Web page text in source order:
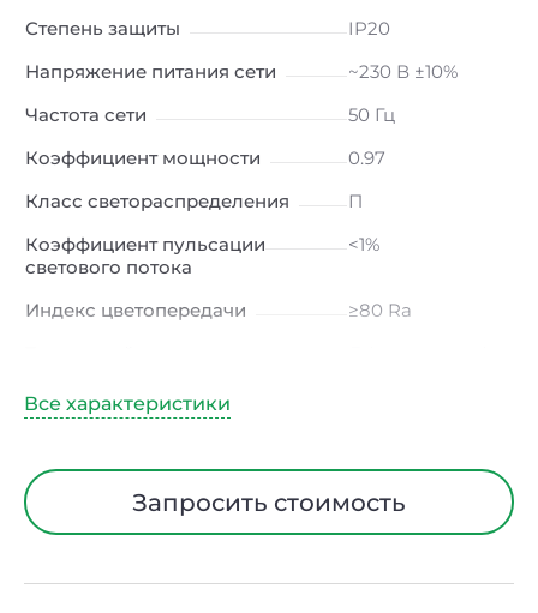
Степень защиты
IP20
Напряжение питания сети
~230 В ±10%
Частота сети
50 Гц
Коэффициент мощности
0.97
Класс светораспределения
П
Коэффициент пульсации
светового потока
<1%
Индекс цветопередачи
≥80 Ra
Угол рассеивания
Диапазон рабочих
температур
Класс защиты от
I
Запросить стоимость